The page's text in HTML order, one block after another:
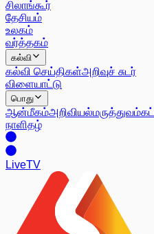
சிலாங்கூர்
தேசியம்
உலகம்
வர்த்தகம்
கல்வி
கல்வி செய்திகள்அறிவுச் சுடர்
விளையாட்டு
பொது
ஆன்மீகம்அறிவியல்மருத்துவம்
நாளிதழ்
LiveTV